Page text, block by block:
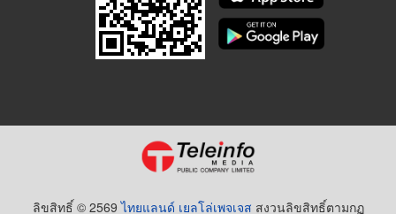
ลิขสิทธิ์ © 2569ไทยแลนด์ เยลโล่เพจเจส สงวนลิขสิทธิ์ตามกฏ